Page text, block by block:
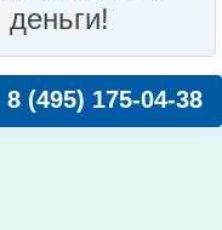
8 (495) 175-04-38